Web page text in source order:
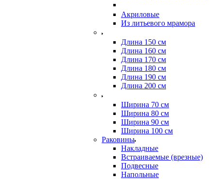
Акриловые
Из литьевого мрамора
Длина 150 см
Длина 160 см
Длина 170 см
Длина 180 см
Длина 190 см
Длина 200 см
Ширина 70 см
Ширина 80 см
Ширина 90 см
Ширина 100 см
Раковины
Накладные
Встраиваемые (врезные)
Подвесные
Напольные